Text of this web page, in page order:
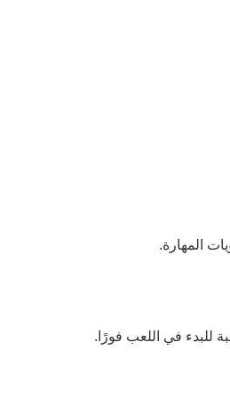
المهارة.
للبدء في اللعب فورًا.